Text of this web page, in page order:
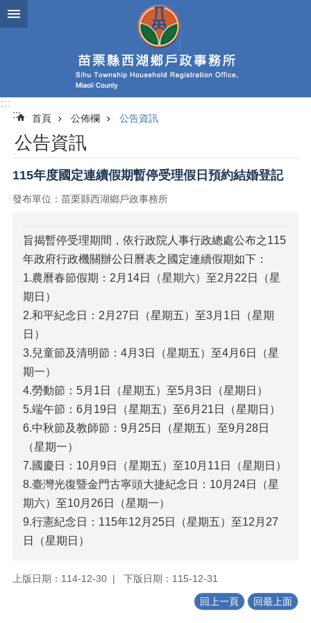
跳到主要內容區塊
:::
:::
首頁 公佈欄 公告資訊
公告資訊
115年度國定連續假期暫停受理假日預約結婚登記
發布單位：苗栗縣西湖鄉戶政事務所
旨揭暫停受理期間，依行政院人事行政總處公布之115
年政府行政機關辦公日曆表之國定連續假期如下：
1.農曆春節假期：2月14日（星期六）至2月22日（星
期日）
2.和平紀念日：2月27日（星期五）至3月1日（星期
日）
3.兒童節及清明節：4月3日（星期五）至4月6日（星
期一）
4.勞動節：5月1日（星期五）至5月3日（星期日）
5.端午節：6月19日（星期五）至6月21日（星期日）
6.中秋節及教師節：9月25日（星期五）至9月28日
（星期一）
7.國慶日：10月9日（星期五）至10月11日（星期日）
8.臺灣光復暨金門古寧頭大捷紀念日：10月24日（星
期六）至10月26日（星期一）
9.行憲紀念日：115年12月25日（星期五）至12月27
日（星期日）
上版日期：114-12-30 下版日期：115-12-31
回上一頁 回最上面